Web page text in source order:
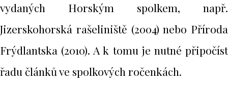
vydaných Horským spolkem, např.
Jizerskohorská rašeliniště (2004) nebo Příroda
Frýdlantska (2010). A k tomu je nutné připočíst
řadu článků ve spolkových ročenkách.